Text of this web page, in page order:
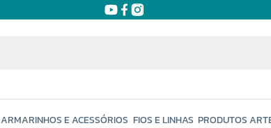
ARMARINHOS E ACESSÓRIOS FIOS E LINHAS PRODUTOS